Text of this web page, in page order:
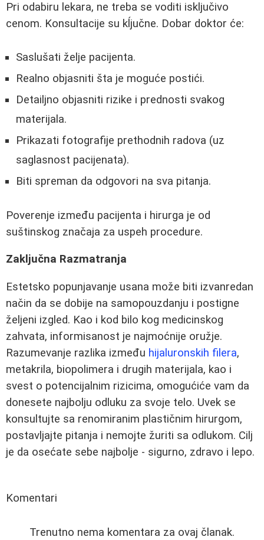
Pri odabiru lekara, ne treba se voditi isključivo
cenom. Konsultacije su kĺjučne. Dobar doktor će:
Saslušati želje pacijenta.
Realno objasniti šta je moguće postići.
Detailjno objasniti rizike i prednosti svakog
materijala.
Prikazati fotografije prethodnih radova (uz
saglasnost pacijenata).
Biti spreman da odgovori na sva pitanja.
Poverenje između pacijenta i hirurga je od
suštinskog značaja za uspeh procedure.
Zaključna Razmatranja
Estetsko popunjavanje usana može biti izvanredan
način da se dobije na samopouzdanju i postigne
željeni izgled. Kao i kod bilo kog medicinskog
zahvata, informisanost je najmoćnije oružje.
Razumevanje razlika između hijaluronskih filera,
metakrila, biopolimera i drugih materijala, kao i
svest o potencijalnim rizicima, omogućiće vam da
donesete najbolju odluku za svoje telo. Uvek se
konsultujte sa renomiranim plastičnim hirurgom,
postavljajte pitanja i nemojte žuriti sa odlukom. Cilj
je da osećate sebe najbolje - sigurno, zdravo i lepo.
Komentari
Trenutno nema komentara za ovaj članak.